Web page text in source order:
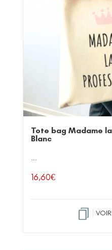
Tote bag Madame
Blanc
...
16,60€